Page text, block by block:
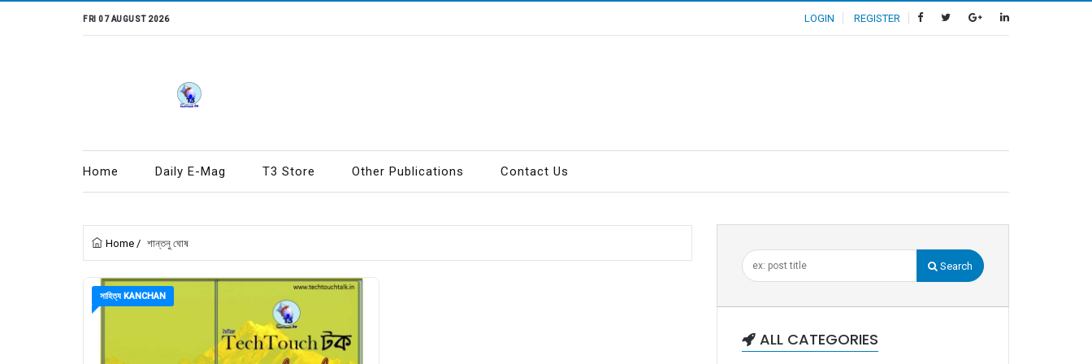
FRI 07 AUGUST 2026 LOGIN REGISTER
Home Daily E-Mag T3 Store Other Publications Contact Us
Home / শান্তনু ঘোষ
সাহিত্য KANCHAN
Search
ALL CATEGORIES